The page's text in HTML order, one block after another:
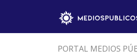
PORTAL MEDIOS